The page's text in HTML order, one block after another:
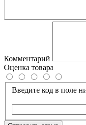
Комментарий
Оценка товара
Введите код в поле